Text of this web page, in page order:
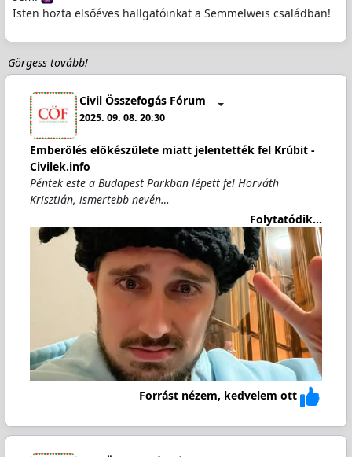
Isten hozta elsőéves hallgatóinkat a Semmelweis családban!
Görgess tovább!
Civil Összefogás Fórum
2025. 09. 08. 20:30
Emberölés előkészülete miatt jelentették fel Krúbit -
Civilek.info
Péntek este a Budapest Parkban lépett fel Horváth
Krisztián, ismertebb nevén…
Folytatódik...
Forrást nézem, kedvelem ott